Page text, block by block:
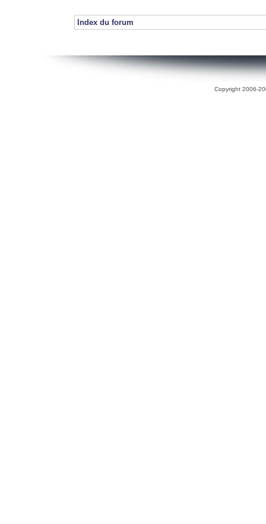
Index du forum
Copyright 2006-